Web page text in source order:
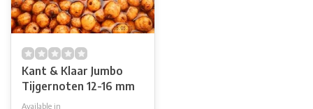
Kant & Klaar Jumbo
Tijgernoten 12-16 mm
Available in